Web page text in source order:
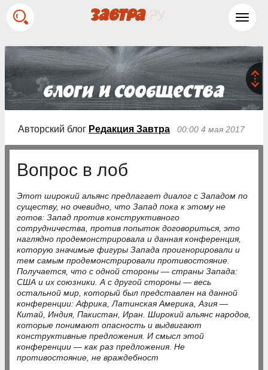
Авторский блог Редакция Завтра 00:00 4 мая 2017
Вопрос в лоб
Этот широкий альянс предлагает диалог с Западом по
существу, но очевидно, что Запад пока к этому не
готов: Запад против конструктивного
сотрудничества, против попыток договориться, это
наглядно продемонстрировала и данная конференция,
которую значимые фигуры Запада проигнорировали и
тем самым продемонстрировали противостояние.
Получается, что с одной стороны — страны Запада:
США и их союзники. А с другой стороны — весь
остальной мир, который был представлен на данной
конференции: Африка, Латинская Америка, Азия —
Китай, Индия, Пакистан, Иран. Широкий альянс народов,
которые понимают опасность и выдвигают
конструктивные предложения. И смысл этой
конференции — как раз предложения. Не
противостояние, не враждебност